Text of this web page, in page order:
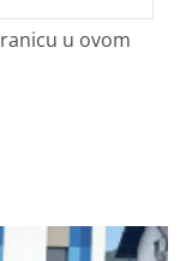
u ovom